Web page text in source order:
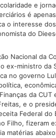
e
é
o interesse
do
Nacional da
ex-ministro da
no governo
da
e o
Federal do
Filho, fizeram
matérias